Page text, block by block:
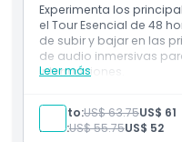
Exclusiones
Horario de Apertura
Cosas a Saber
Experimenta los
el Tour Esencial de 48
de subir y bajar en las
de audio inmersivas
interrupciones.
Leer más
Adulto:US$ 63.75US$ 61
Niño:US$ 55.75US$ 52